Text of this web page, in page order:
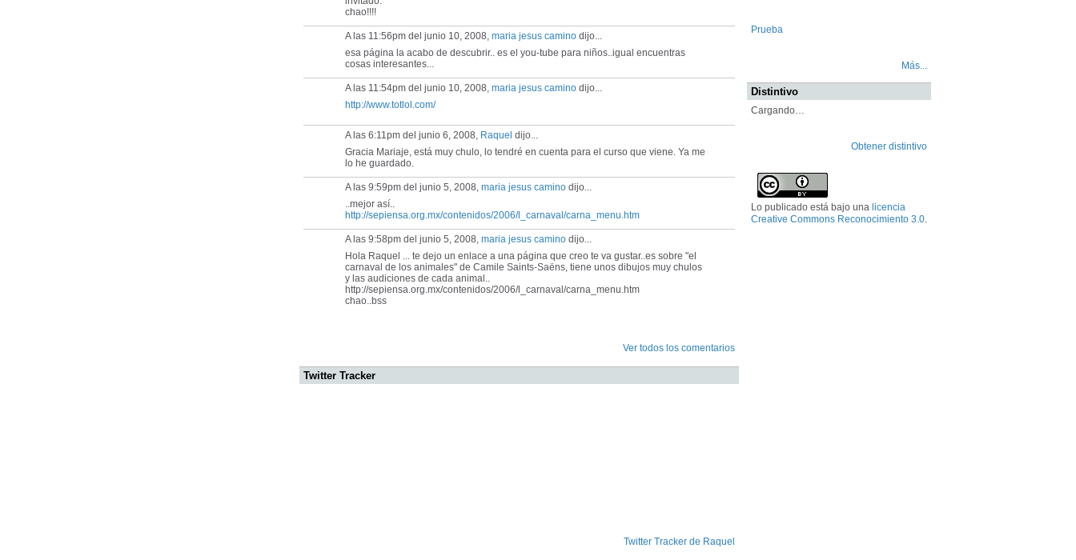
chao!!!!
A las 11:56pm del junio 10, 2008, maria jesus camino dijo...
esa página la acabo de descubrir.. es el you-tube para niños..igual encuentras
cosas interesantes...
A las 11:54pm del junio 10, 2008, maria jesus camino dijo...
http://www.totlol.com/
A las 6:11pm del junio 6, 2008, Raquel dijo...
Gracia Mariaje, está muy chulo, lo tendré en cuenta para el curso que viene. Ya me
lo he guardado.
A las 9:59pm del junio 5, 2008, maria jesus camino dijo...
..mejor así..
http://sepiensa.org.mx/contenidos/2006/l_carnaval/carna_menu.htm
A las 9:58pm del junio 5, 2008, maria jesus camino dijo...
Hola Raquel ... te dejo un enlace a una página que creo te va gustar..es sobre "el
carnaval de los animales" de Camile Saints-Saëns, tiene unos dibujos muy chulos
y las audiciones de cada animal..
http://sepiensa.org.mx/contenidos/2006/l_carnaval/carna_menu.htm
chao..bss
Ver todos los comentarios
Twitter Tracker
Twitter Tracker de Raquel
Prueba
Más...
Distintivo
Cargando…
Obtener distintivo
Lo publicado está bajo una licencia
Creative Commons Reconocimiento 3.0.